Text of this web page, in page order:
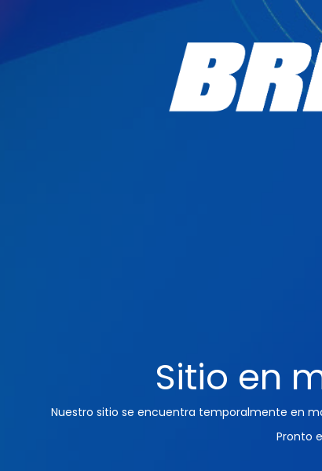
Sitio en
Nuestro sitio se encuentra temporalmente en
Pronto